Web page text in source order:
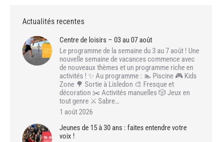
Actualités recentes
Centre de loisirs – 03 au 07 août
Le programme de la semaine du 3 au 7 août ! Une
nouvelle semaine de vacances commence avec
de nouveaux thèmes et un programme riche en
activités ! ✨ Au programme : 🏊 Piscine 🎮 Kids
Zone 🌳 Sortie à Lisledon 🎨 Fresque et
décoration ✂️ Activités manuelles 🎲 Jeux en
tout genre ⚔️ Sabre…
1 août 2026
Jeunes de 15 à 30 ans : faites entendre votre
voix !